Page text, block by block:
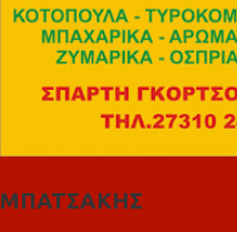
ΜΠΑΤΣΑΚΗΣ